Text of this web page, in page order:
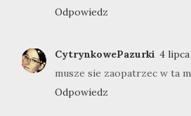
Odpowiedz
CytrynkowePazurki 4 lipca
musze sie zaopatrzec w ta
Odpowiedz